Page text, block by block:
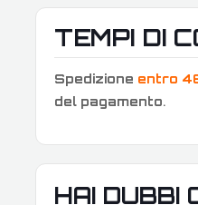
TEMPI DI
Spedizione entro
del pagamento.
HAI DUBBI